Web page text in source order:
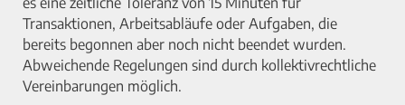
Transaktionen, Arbeitsabläufe oder Aufgaben, die
bereits begonnen aber noch nicht beendet wurden.
Abweichende Regelungen sind durch kollektivrechtliche
Vereinbarungen möglich.